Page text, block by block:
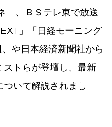
」、ＢＳテレ東で放送
」「日経モーニング
や日本経済新聞社から
ストらが登壇し、最新
いて解説されまし